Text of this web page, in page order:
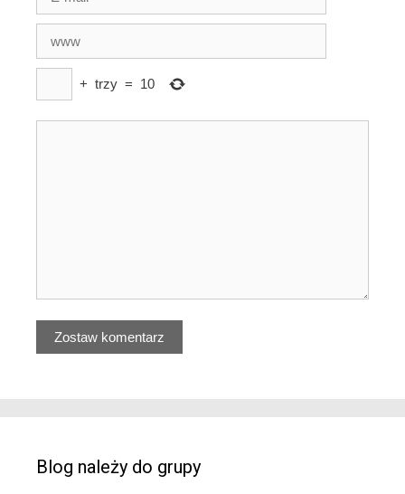
+ trzy = 10
Blog należy do grupy